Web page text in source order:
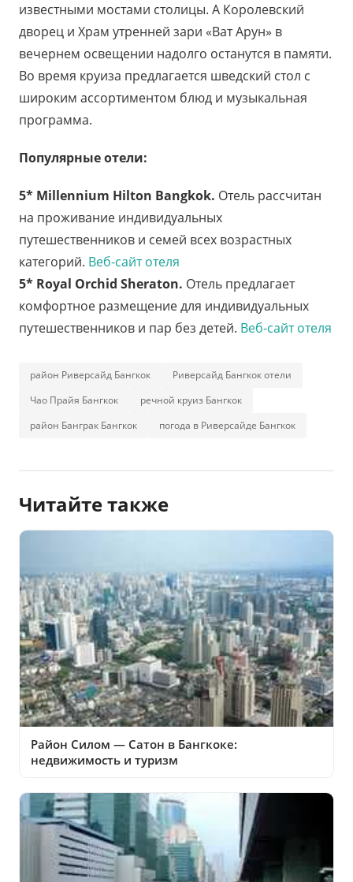
известными мостами столицы. А Королевский
дворец и Храм утренней зари «Ват Арун» в
вечернем освещении надолго останутся в памяти.
Во время круиза предлагается шведский стол с
широким ассортиментом блюд и музыкальная
программа.
Популярные отели:
5* Millennium Hilton Bangkok. Отель рассчитан
на проживание индивидуальных
путешественников и семей всех возрастных
категорий. Веб-сайт отеля
5* Royal Orchid Sheraton. Отель предлагает
комфортное размещение для индивидуальных
путешественников и пар без детей. Веб-сайт отеля
район Риверсайд Бангкок
Риверсайд Бангкок отели
Чао Прайя Бангкок
речной круиз Бангкок
район Банграк Бангкок
погода в Риверсайде Бангкок
Читайте также
Район Силом — Сатон в Бангкоке:
недвижимость и туризм